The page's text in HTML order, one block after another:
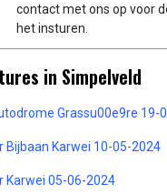
contact met ons op voor
het insturen.
in Simpelveld
Grassu00e9re 19-
Bijbaan Karwei 10-05-2024
Karwei 05-06-2024